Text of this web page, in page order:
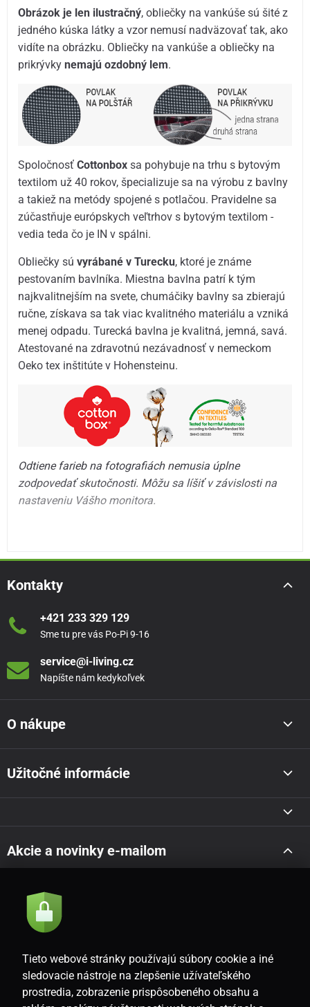
Obrázok je len ilustračný, obliečky na vankúše sú šité z
jedného kúska látky a vzor nemusí nadväzovať tak, ako
vidíte na obrázku. Obliečky na vankúše a obliečky na
prikrývkynemajú ozdobný lem.
SpoločnosťCottonbox sa pohybuje na trhu s bytovým
textilom už 40 rokov, špecializuje sa na výrobu z bavlny
a takiež na metódy spojené s potlačou. Pravidelne sa
zúčastňuje európskych veľtrhov s bytovým textilom -
vedia teda čo je IN v spálni.
Obliečky súvyrábané v Turecku, ktoré je známe
pestovaním bavlníka. Miestna bavlna patrí k tým
najkvalitnejším na svete, chumáčiky bavlny sa zbierajú
ručne, získava sa tak viac kvalitného materiálu a vzniká
menej odpadu. Turecká bavlna je kvalitná, jemná, savá.
Atestované na zdravotnú nezávadnosť v nemeckom
Oeko tex inštitúte v Hohensteinu.
Odtiene farieb na fotografiách nemusia úplne
zodpovedať skutočnosti. Môžu sa líšiť v závislosti na
nastaveniu Vášho monitora.
Kontakty
+421 233 329 129
Sme tu pre vás Po-Pi 9-16
service@i-living.cz
Napíšte nám kedykoľvek
O nákupe
Užitočné informácie
Akcie a novinky e-mailom
Súhlasím so
SK
Tieto webové stránky používajú súbory cookie a iné
sledovacie nástroje na zlepšenie užívateľského
prostredia, zobrazenie prispôsobeného obsahu a